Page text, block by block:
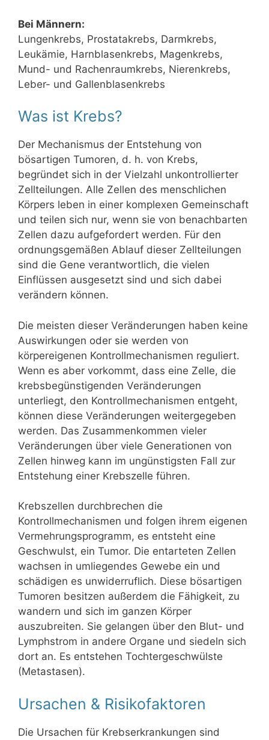
Bei Männern:
Lungenkrebs, Prostatakrebs, Darmkrebs,
Leukämie, Harnblasenkrebs, Magenkrebs,
Mund- und Rachenraumkrebs, Nierenkrebs,
Leber- und Gallenblasenkrebs
Was ist Krebs?
Der Mechanismus der Entstehung von
bösartigen Tumoren, d. h. von Krebs,
begründet sich in der Vielzahl unkontrollierter
Zellteilungen. Alle Zellen des menschlichen
Körpers leben in einer komplexen Gemeinschaft
und teilen sich nur, wenn sie von benachbarten
Zellen dazu aufgefordert werden. Für den
ordnungsgemäßen Ablauf dieser Zellteilungen
sind die Gene verantwortlich, die vielen
Einflüssen ausgesetzt sind und sich dabei
verändern können.
Die meisten dieser Veränderungen haben keine
Auswirkungen oder sie werden von
körpereigenen Kontrollmechanismen reguliert.
Wenn es aber vorkommt, dass eine Zelle, die
krebsbegünstigenden Veränderungen
unterliegt, den Kontrollmechanismen entgeht,
können diese Veränderungen weitergegeben
werden. Das Zusammenkommen vieler
Veränderungen über viele Generationen von
Zellen hinweg kann im ungünstigsten Fall zur
Entstehung einer Krebszelle führen.
Krebszellen durchbrechen die
Kontrollmechanismen und folgen ihrem eigenen
Vermehrungsprogramm, es entsteht eine
Geschwulst, ein Tumor. Die entarteten Zellen
wachsen in umliegendes Gewebe ein und
schädigen es unwiderruflich. Diese bösartigen
Tumoren besitzen außerdem die Fähigkeit, zu
wandern und sich im ganzen Körper
auszubreiten. Sie gelangen über den Blut- und
Lymphstrom in andere Organe und siedeln sich
dort an. Es entstehen Tochtergeschwülste
(Metastasen).
Ursachen & Risikofaktoren
Die Ursachen für Krebserkrankungen sind